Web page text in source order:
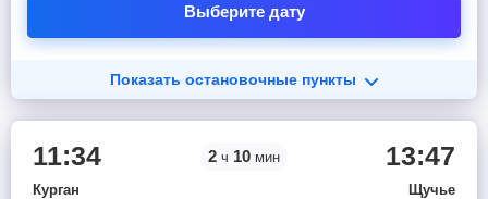
Выберите дату
Показать остановочные пункты
11:34
Курган
2 ч 10 мин 13:47
Щучье